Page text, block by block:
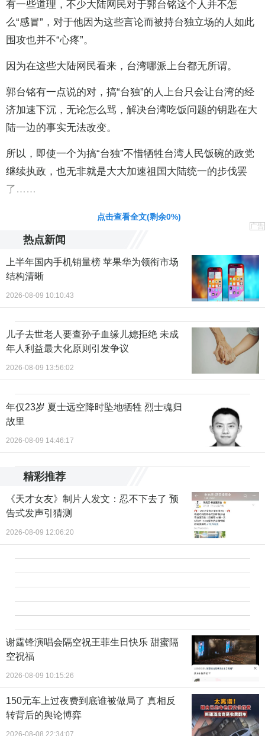
有一些道理，不少大陆网民对于郭台铭这个人并不怎
么“感冒”，对于他因为这些言论而被持台独立场的人如此
围攻也并不“心疼”。
因为在这些大陆网民看来，台湾哪派上台都无所谓。
郭台铭有一点说的对，搞“台独”的人上台只会让台湾的经
济加速下沉，无论怎么骂，解决台湾吃饭问题的钥匙在大
陆一边的事实无法改变。
所以，即使一个为搞“台独”不惜牺牲台湾人民饭碗的政党
继续执政，也无非就是大大加速祖国大陆统一的步伐罢
了……
责任编辑：李皓 CN002
点击查看全文(剩余0%)
广告
热点新闻
上半年国内手机销量榜 苹果华为领衔市场
结构清晰
2026-08-09 10:10:43
儿子去世老人要查孙子血缘儿媳拒绝 未成
年人利益最大化原则引发争议
2026-08-09 13:56:02
年仅23岁 夏士远空降时坠地牺牲 烈士魂归
故里
2026-08-09 14:46:17
精彩推荐
《天才女友》制片人发文：忍不下去了 预
告式发声引猜测
2026-08-09 12:06:20
谢霆锋演唱会隔空祝王菲生日快乐 甜蜜隔
空祝福
2026-08-09 10:15:26
150元车上过夜费到底谁被做局了 真相反
转背后的舆论博弈